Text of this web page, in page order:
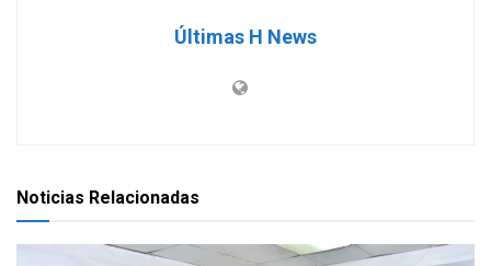
Últimas H News
Noticias Relacionadas